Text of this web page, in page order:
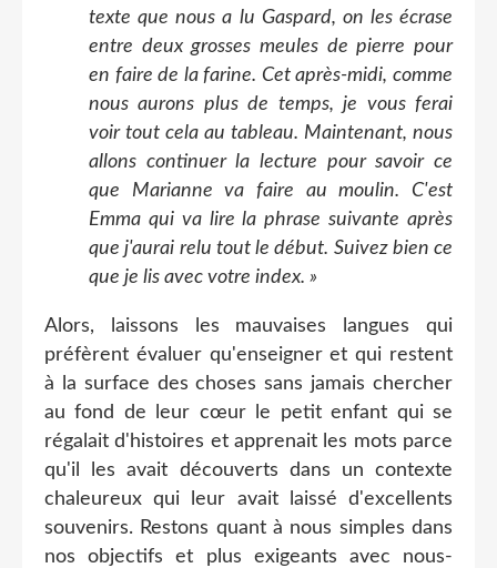
texte que nous a lu Gaspard, on les écrase
entre deux grosses meules de pierre pour
en faire de la farine. Cet après-midi, comme
nous aurons plus de temps, je vous ferai
voir tout cela au tableau. Maintenant, nous
allons continuer la lecture pour savoir ce
que Marianne va faire au moulin. C'est
Emma qui va lire la phrase suivante après
que j'aurai relu tout le début. Suivez bien ce
que je lis avec votre index. »
Alors, laissons les mauvaises langues qui
préfèrent évaluer qu'enseigner et qui restent
à la surface des choses sans jamais chercher
au fond de leur cœur le petit enfant qui se
régalait d'histoires et apprenait les mots parce
qu'il les avait découverts dans un contexte
chaleureux qui leur avait laissé d'excellents
souvenirs. Restons quant à nous simples dans
nos objectifs et plus exigeants avec nous-